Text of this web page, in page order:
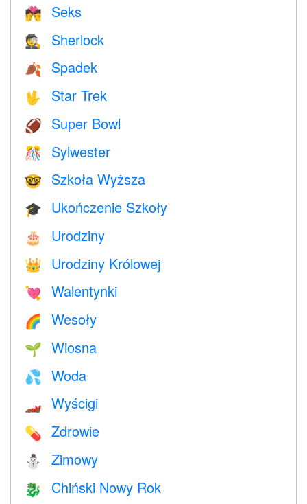
💏 Seks
🕵️ Sherlock
🍂 Spadek
🖖 Star Trek
🏈 Super Bowl
🎊 Sylwester
🤓 Szkoła Wyższa
🎓 Ukończenie Szkoły
🎂 Urodziny
👑 Urodziny Królowej
💘 Walentynki
🌈 Wesoły
🌱 Wiosna
💦 Woda
🏎 Wyścigi
💊 Zdrowie
⛄ Zimowy
🐉 Chiński Nowy Rok